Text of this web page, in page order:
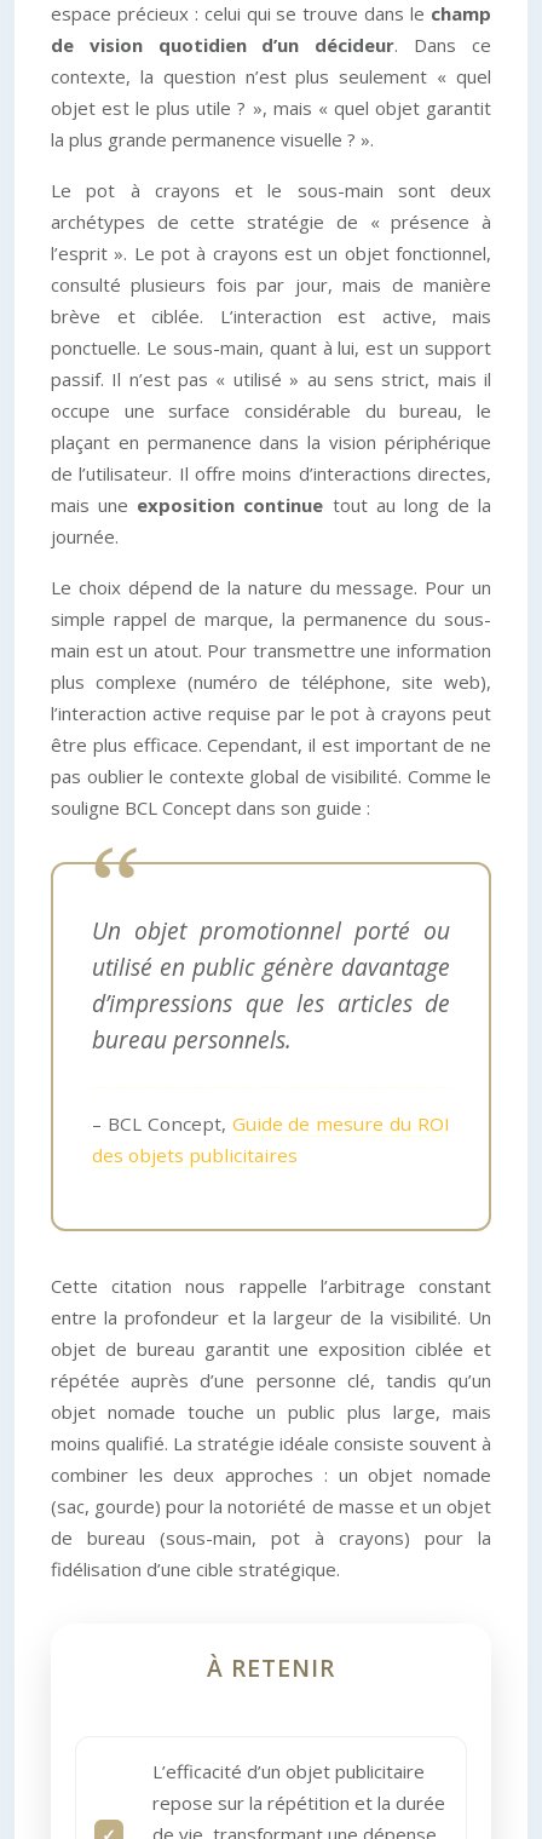
espace précieux : celui qui se trouve dans le champ
de vision quotidien d’un décideur. Dans ce
contexte, la question n’est plus seulement « quel
objet est le plus utile ? », mais « quel objet garantit
la plus grande permanence visuelle ? ».
Le pot à crayons et le sous-main sont deux
archétypes de cette stratégie de « présence à
l’esprit ». Le pot à crayons est un objet fonctionnel,
consulté plusieurs fois par jour, mais de manière
brève et ciblée. L’interaction est active, mais
ponctuelle. Le sous-main, quant à lui, est un support
passif. Il n’est pas « utilisé » au sens strict, mais il
occupe une surface considérable du bureau, le
plaçant en permanence dans la vision périphérique
de l’utilisateur. Il offre moins d’interactions directes,
mais une exposition continue tout au long de la
journée.
Le choix dépend de la nature du message. Pour un
simple rappel de marque, la permanence du sous-
main est un atout. Pour transmettre une information
plus complexe (numéro de téléphone, site web),
l’interaction active requise par le pot à crayons peut
être plus efficace. Cependant, il est important de ne
pas oublier le contexte global de visibilité. Comme le
souligne BCL Concept dans son guide :
Un objet promotionnel porté ou
utilisé en public génère davantage
d’impressions que les articles de
bureau personnels.
– BCL Concept, Guide de mesure du ROI
des objets publicitaires
Cette citation nous rappelle l’arbitrage constant
entre la profondeur et la largeur de la visibilité. Un
objet de bureau garantit une exposition ciblée et
répétée auprès d’une personne clé, tandis qu’un
objet nomade touche un public plus large, mais
moins qualifié. La stratégie idéale consiste souvent à
combiner les deux approches : un objet nomade
(sac, gourde) pour la notoriété de masse et un objet
de bureau (sous-main, pot à crayons) pour la
fidélisation d’une cible stratégique.
À RETENIR
L’efficacité d’un objet publicitaire
repose sur la répétition et la durée